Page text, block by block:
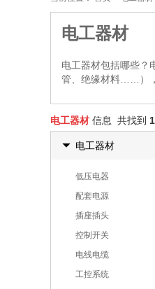
电工器材
电工器材包括哪些？
管、绝缘材料……）
电工器材 信息 共找到
电工器材
低压电器
配套电源
插座插头
控制开关
电线电缆
工控系统